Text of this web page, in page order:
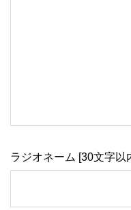
ラジオネーム [30文字以